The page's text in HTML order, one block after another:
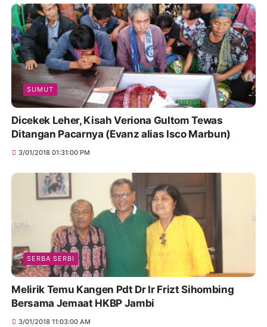
SUMUT
Dicekek Leher, Kisah Veriona Gultom Tewas
Ditangan Pacarnya (Evanz alias Isco Marbun)
3/01/2018 01:31:00 PM
SERBA SERBI
Melirik Temu Kangen Pdt Dr Ir Frizt Sihombing
Bersama Jemaat HKBP Jambi
3/01/2018 11:03:00 AM